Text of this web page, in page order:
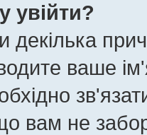
увійти?
декілька
ваше
вам не